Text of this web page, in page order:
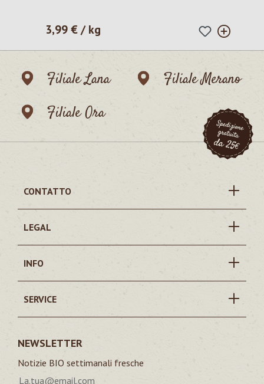
Prezzo normale:
3,99 € / kg
Filiale Lana
Filiale Merano
Filiale Ora
CONTATTO
LEGAL
INFO
SERVICE
NEWSLETTER
Notizie BIO settimanali fresche